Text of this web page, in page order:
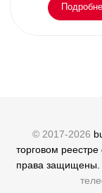
© 2017-2026
торговом
права защищены.